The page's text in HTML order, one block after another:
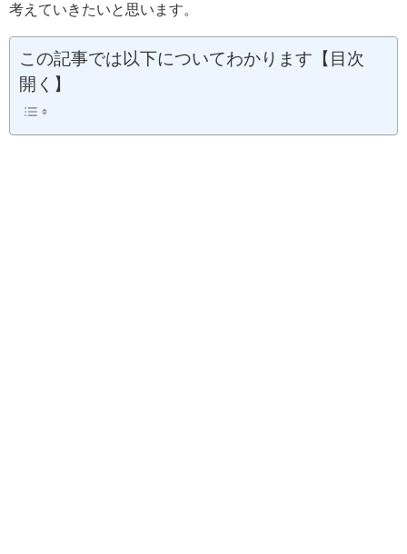
考えていきたいと思います。
この記事では以下についてわかります【目次
開く】